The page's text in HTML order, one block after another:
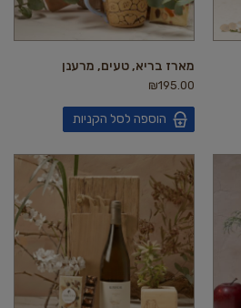
מארז בריא, טעים, מרענן
₪195.00
הוספה לסל הקניות